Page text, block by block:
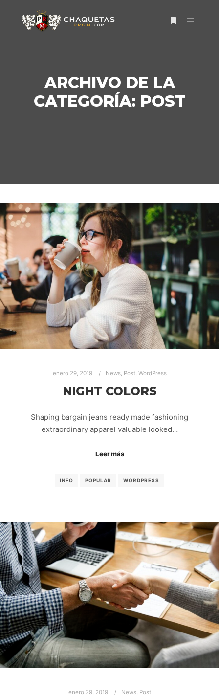
ARCHIVO DE LA
CATEGORÍA: POST
enero 29, 2019 News, Post, WordPress
NIGHT COLORS
Shaping bargain jeans ready made fashioning
extraordinary apparel valuable looked…
Leer más
INFO POPULAR WORDPRESS
enero 29, 2019 News, Post